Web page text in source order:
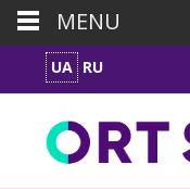
UA RU
MENU